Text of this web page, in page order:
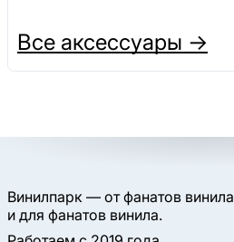
Все аксессуары →
Винилпарк — от фанатов винила
и для фанатов винила.